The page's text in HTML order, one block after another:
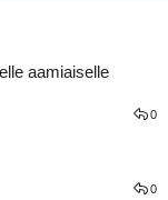
aamiaiselle
0
0